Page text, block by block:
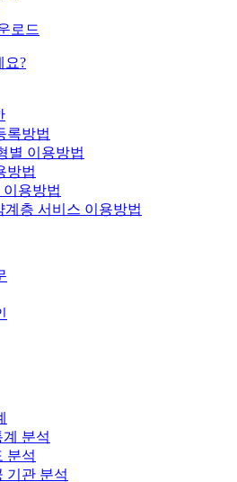
로드
요?
록방법
별 이용방법
방법
용방법
계층 서비스 이용방법
분석
분석
기관 분석